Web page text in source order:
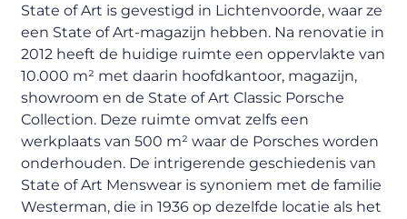
State of Art is gevestigd in Lichtenvoorde, waar ze
een State of Art-magazijn hebben. Na renovatie in
2012 heeft de huidige ruimte een oppervlakte van
10.000 m² met daarin hoofdkantoor, magazijn,
showroom en de State of Art Classic Porsche
Collection. Deze ruimte omvat zelfs een
werkplaats van 500 m² waar de Porsches worden
onderhouden. De intrigerende geschiedenis van
State of Art Menswear is synoniem met de familie
Westerman, die in 1936 op dezelfde locatie als het